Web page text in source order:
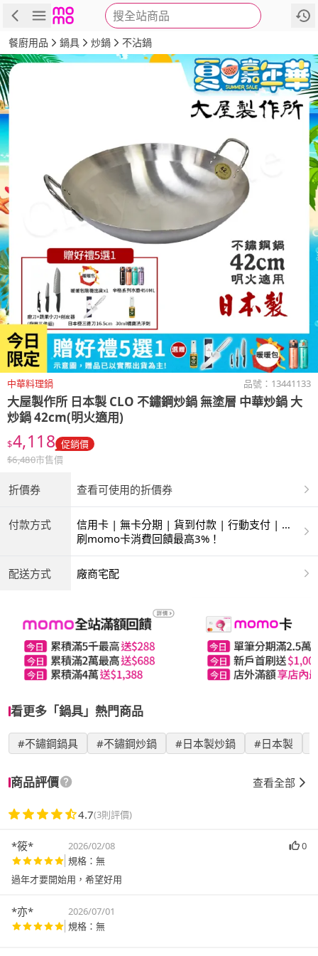
搜全站商品
商品 評價 詳情
餐廚用品 鍋具 炒鍋 不沾鍋
中華料理鍋 品號： 13441133
大屋製作所 日本製 CLO 不鏽鋼炒鍋 無塗層 中華炒鍋 大
炒鍋 42cm(明火適用)
$4,118 促銷價
$6,480市售價
折價券 查看可使用的折價券
付款方式
信用卡 | 無卡分期 | 貨到付款 | 行動支付 | 超
商付款 | ATM | 銀聯卡
刷momo卡消費回饋最高3%！
配送方式 廠商宅配
看更多「鍋具」熱門商品
#不鏽鋼鍋具 #不鏽鋼炒鍋 #日本製炒鍋 #日本製
商品評價 查看全部
4.7(3則評價)
*筱* 2026/02/08
0
規格：無
過年才要開始用，希望好用
*亦*
2026/07/01
規格：無